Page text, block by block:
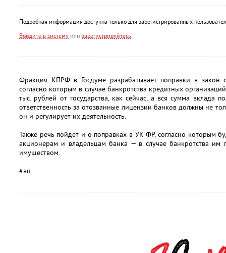
Подробная информация доступна только для зарегистрированных
Войдите в систему или зарегистрируйтесь
Фракция КПРФ в Госдуме разрабатывает поправки в закон
согласно которым в случае банкротства кредитных
тыс. рублей от государства, как сейчас, а вся сумма вклада
ответственность за отозванные лицензии банков должны не
он и регулирует их деятельность.
Также речь пойдет и о поправках в УК ФР, согласно которым
акционерам и владельцам банка — в случае банкротства им
имуществом.
#вп